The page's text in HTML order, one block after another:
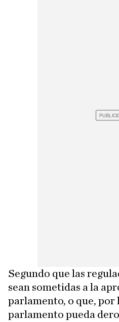
Segundo que las
sean sometidas a la
parlamento, o que, por
parlamento pueda